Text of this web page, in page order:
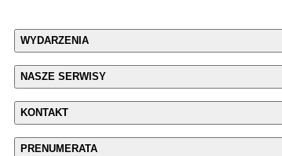
WYDARZENIA
NASZE SERWISY
KONTAKT
PRENUMERATA